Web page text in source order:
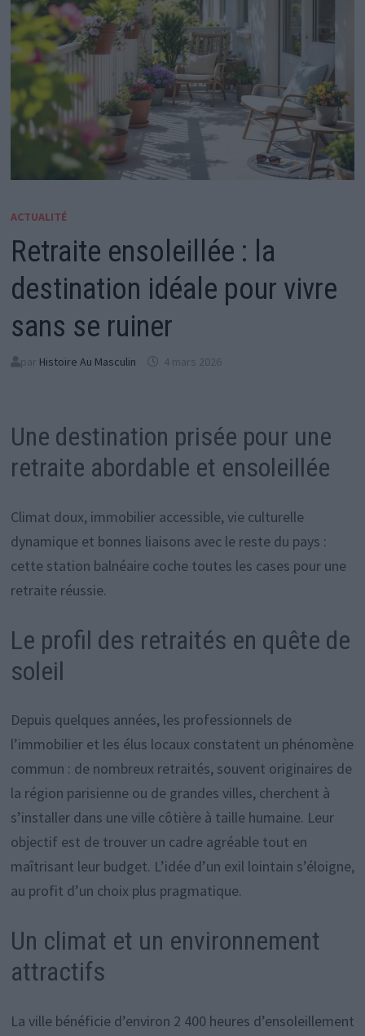
ACTUALITÉ
Retraite ensoleillée : la
destination idéale pour vivre
sans se ruiner
par Histoire Au Masculin 4 mars 2026
Une destination prisée pour une
retraite abordable et ensoleillée
Climat doux, immobilier accessible, vie culturelle
dynamique et bonnes liaisons avec le reste du pays :
cette station balnéaire coche toutes les cases pour une
retraite réussie.
Le profil des retraités en quête de
soleil
Depuis quelques années, les professionnels de
l’immobilier et les élus locaux constatent un phénomène
commun : de nombreux retraités, souvent originaires de
la région parisienne ou de grandes villes, cherchent à
s’installer dans une ville côtière à taille humaine. Leur
objectif est de trouver un cadre agréable tout en
maîtrisant leur budget. L’idée d’un exil lointain s’éloigne,
au profit d’un choix plus pragmatique.
Un climat et un environnement
attractifs
La ville bénéficie d’environ 2 400 heures d’ensoleillement